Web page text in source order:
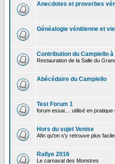
Anecdotes et proverbes
Généalogie vénitienne et
Contribution du Campiello
Restauration de la Salle du
Abécédaire du Campiello
Test Forum 1
forum essai.... utilisé en
Hors du sujet Venise
Afin qu'on s'y retrouve plus
Rallye 2016
Le carnaval des Monstres